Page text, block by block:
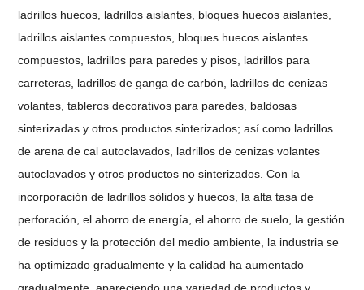
ladrillos huecos, ladrillos aislantes, bloques huecos aislantes,
ladrillos aislantes compuestos, bloques huecos aislantes
compuestos, ladrillos para paredes y pisos, ladrillos para
carreteras, ladrillos de ganga de carbón, ladrillos de cenizas
volantes, tableros decorativos para paredes, baldosas
sinterizadas y otros productos sinterizados; así como ladrillos
de arena de cal autoclavados, ladrillos de cenizas volantes
autoclavados y otros productos no sinterizados. Con la
incorporación de ladrillos sólidos y huecos, la alta tasa de
perforación, el ahorro de energía, el ahorro de suelo, la gestión
de residuos y la protección del medio ambiente, la industria se
ha optimizado gradualmente y la calidad ha aumentado